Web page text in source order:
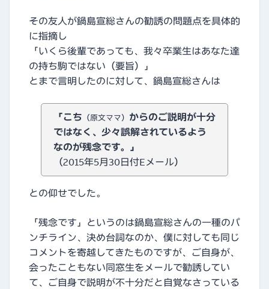
その友人が鍋島宣総さんの勧誘の問題点を具体的
に指摘し
「いくら後輩であっても、我々卒業生はあなた達
の持ち駒ではない（要旨）」
とまで言明したのに対して、鍋島宣総さんは
「こち （原文ママ） からのご説明が十分
ではなく、少々誤解されているよう
なのが残念です。」
（2015年5月30日付Eメール）
との仰せでした。
「残念です」というのは鍋島宣総さんの一種のパ
ンチライン、決め台詞なのか、僕に対しても同じ
コメントを寄越してきたものですが、ご自身が、
会ったこともない同窓生をメールで勧誘してい
て、ご自身で説明が不十分だと自覚なさっている